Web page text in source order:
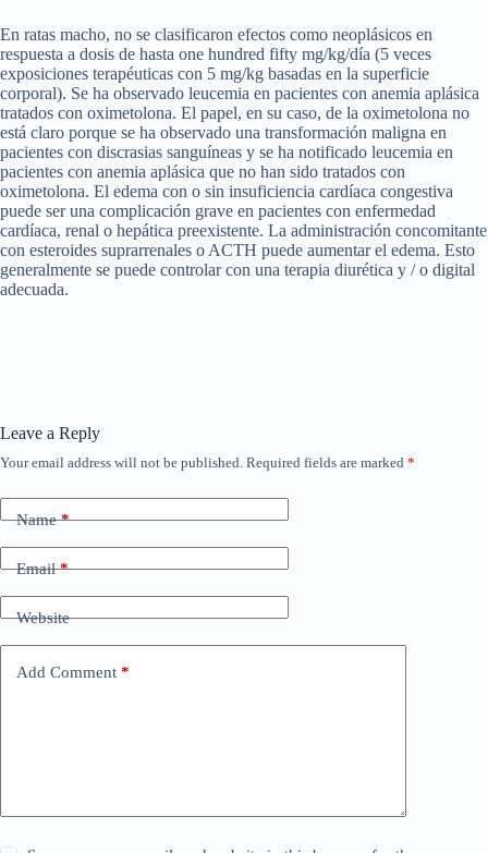
En ratas macho, no se clasificaron efectos como neoplásicos en
respuesta a dosis de hasta one hundred fifty mg/kg/día (5 veces
exposiciones terapéuticas con 5 mg/kg basadas en la superficie
corporal). Se ha observado leucemia en pacientes con anemia aplásica
tratados con oximetolona. El papel, en su caso, de la oximetolona no
está claro porque se ha observado una transformación maligna en
pacientes con discrasias sanguíneas y se ha notificado leucemia en
pacientes con anemia aplásica que no han sido tratados con
oximetolona. El edema con o sin insuficiencia cardíaca congestiva
puede ser una complicación grave en pacientes con enfermedad
cardíaca, renal o hepática preexistente. La administración concomitante
con esteroides suprarrenales o ACTH puede aumentar el edema. Esto
generalmente se puede controlar con una terapia diurética y / o digital
adecuada.
Leave a Reply
Your email address will not be published. Required fields are marked *
Name*
Email*
Website
Add Comment *